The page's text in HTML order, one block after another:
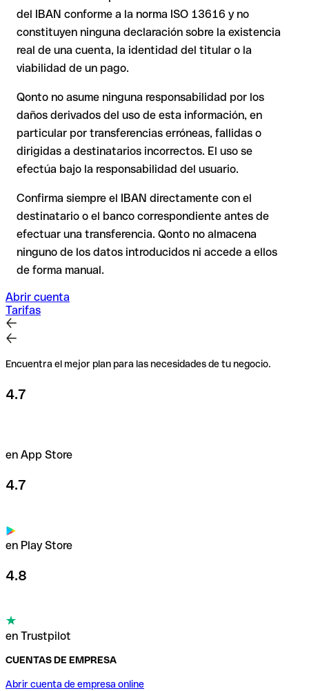
Recomendación: Pide al destinatario que te confirme el IBAN
por escrito, especialmente en nuevas relaciones comerciales
puede verificarla el propio Unibanque o mediante una
transferencia de prueba.
Tu entidad puede iniciar un proceso de reclamación a
petición tuya.
La devolución no está asegurada, especialmente si el
destinatario ya ha retirado el dinero.
En transferencias internacionales fuera del espacio SEPA, la
recuperación es considerablemente más compleja y conlleva
comisiones .
Recomendación: Verifica cada IBAN antes de una
transferencia con nuestro IBAN Checker gratuito y, en caso
de duda, confírmalo directamente con el destinatario. Esta
precaución es especialmente importante con importes
elevados o nuevas relaciones comerciales.
del IBAN conforme a la norma ISO 13616 y no
constituyen ninguna declaración sobre la existencia
real de una cuenta, la identidad del titular o la
viabilidad de un pago.
Qonto no asume ninguna responsabilidad por los
daños derivados del uso de esta información, en
particular por transferencias erróneas, fallidas o
dirigidas a destinatarios incorrectos. El uso se
efectúa bajo la responsabilidad del usuario.
Confirma siempre el IBAN directamente con el
destinatario o el banco correspondiente antes de
efectuar una transferencia. Qonto no almacena
ninguno de los datos introducidos ni accede a ellos
de forma manual.
Abrir cuenta
Tarifas
Encuentra el mejor plan para las necesidades de tu negocio.
4.7
en App Store
4.7
en Play Store
4.8
en Trustpilot
CUENTAS DE EMPRESA
Abrir cuenta de empresa online